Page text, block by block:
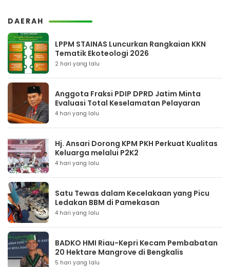
DAERAH
LPPM STAINAS Luncurkan Rangkaian KKN
Tematik Ekoteologi 2026
2 hari yang lalu
Anggota Fraksi PDIP DPRD Jatim Minta
Evaluasi Total Keselamatan Pelayaran
4 hari yang lalu
Hj. Ansari Dorong KPM PKH Perkuat Kualitas
Keluarga melalui P2K2
4 hari yang lalu
Satu Tewas dalam Kecelakaan yang Picu
Ledakan BBM di Pamekasan
4 hari yang lalu
BADKO HMI Riau-Kepri Kecam Pembabatan
20 Hektare Mangrove di Bengkalis
5 hari yang lalu